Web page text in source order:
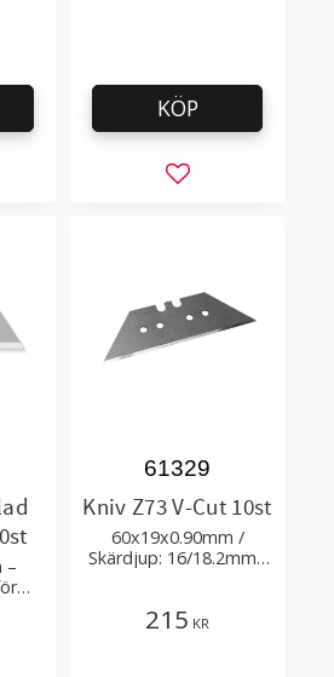
i favoriter Lägg till i
KÖP
–
Kniv Z73 V-Cut 10st
60x19x0.90mm /
Skärdjup: 16/18.2mm /
G3, Summa F-serie
61329
215 KR